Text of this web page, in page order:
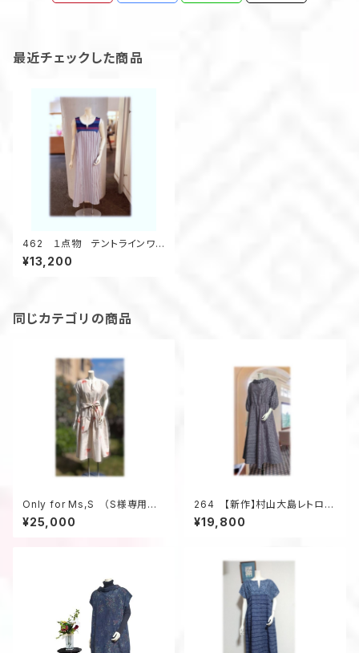
最近チェックした商品
462 １点物 テントラインワン
ピース ジャンパースカート
浴衣リメイク 大きいサイ
¥13,200
同じカテゴリの商品
Only for Ms,S （S様専用ペ
ージの為、他のお客様はお買い
求め頂けません）
¥25,000
264 【新作】村山大島レトロな
衿のワンピース（紫・小花柄）
¥19,800